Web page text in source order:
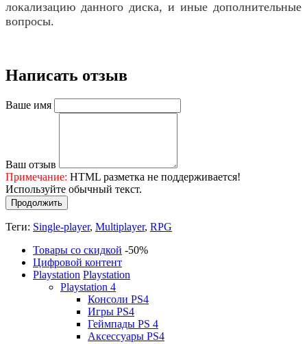
локализацию данного диска, и иные дополнительные
вопросы.
Написать отзыв
Ваше имя
Ваш отзыв
Примечание: HTML разметка не поддерживается!
Используйте обычный текст.
Продолжить
Теги: Single-player, Multiplayer, RPG
Товары со скидкой -50%
Цифровой контент
Playstation Playstation
Playstation 4
Консоли PS4
Игры PS4
Геймпады PS 4
Аксессуары PS4